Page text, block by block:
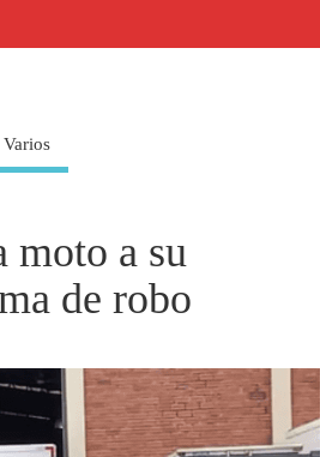
Varios
moto a su
de robo